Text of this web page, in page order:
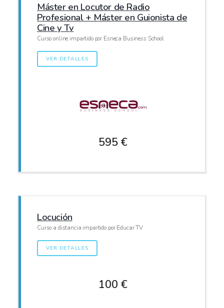
Máster en Locutor de Radio
Profesional + Máster en Guionista de
Cine y Tv
Curso online impartido por Esneca Business School
VER DETALLES
595 €
Locución
Curso a distancia impartido por Educar TV
VER DETALLES
100 €